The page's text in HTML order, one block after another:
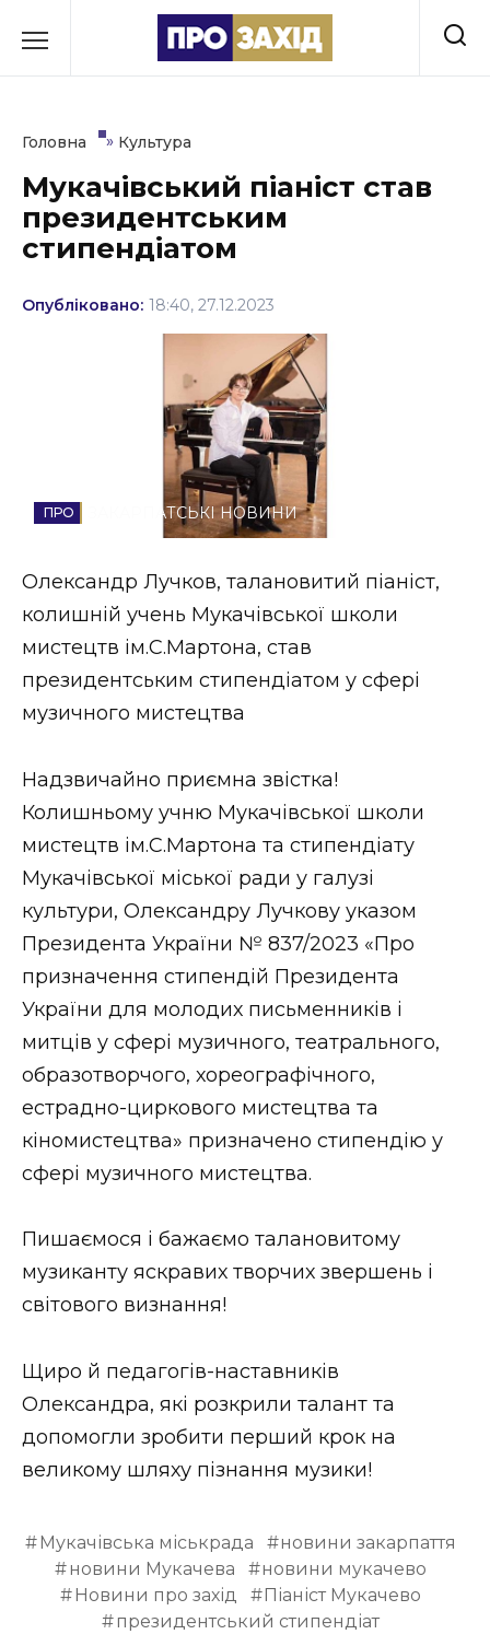
до
Культура
Освіта
Події
Стиль життя
Втрачений Ужгород (відеоверсія)
ЗАКАРПАТСЬКІ НОВИНИ
НОВИНИ ЗАХІДНОЇ УКРАЇНИ
ФОТО
ВІДЕО
Головна » Культура
Мукачівський піаніст став
президентським
стипендіатом
Опубліковано: 18:40, 27.12.2023
ЗАКАРПАТСЬКІ НОВИНИ
Олександр Лучков, талановитий піаніст,
колишній учень Мукачівської школи
мистецтв ім.С.Мартона, став
президентським стипендіатом у сфері
музичного мистецтва
Надзвичайно приємна звістка!
Колишньому учню Мукачівської школи
мистецтв ім.С.Мартона та стипендіату
Мукачівської міської ради у галузі
культури, Олександру Лучкову указом
Президента України № 837/2023 «Про
призначення стипендій Президента
України для молодих письменників і
митців у сфері музичного, театрального,
образотворчого, хореографічного,
естрадно-циркового мистецтва та
кіномистецтва» призначено стипендію у
сфері музичного мистецтва.
Пишаємося і бажаємо талановитому
музиканту яскравих творчих звершень і
світового визнання!
Щиро й педагогів-наставників
Олександра, які розкрили талант та
допомогли зробити перший крок на
великому шляху пізнання музики!
Мукачівська міськрада
новини закарпаття
новини Мукачева
новини мукачево
Новини про захід
Піаніст Мукачево
президентський стипендіат